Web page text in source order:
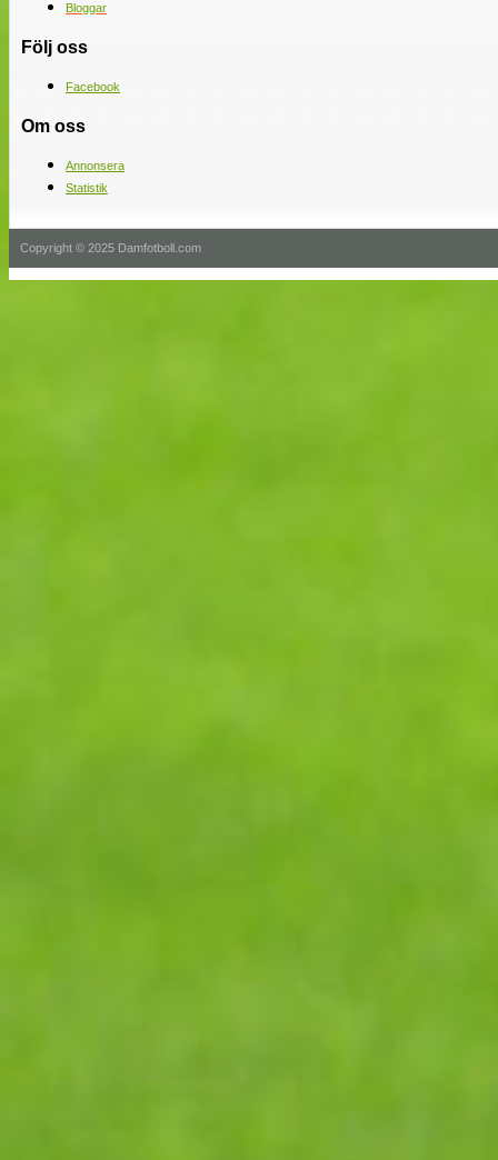
Bloggar
Följ oss
Facebook
Om oss
Annonsera
Statistik
Copyright © 2025 Damfotboll.com